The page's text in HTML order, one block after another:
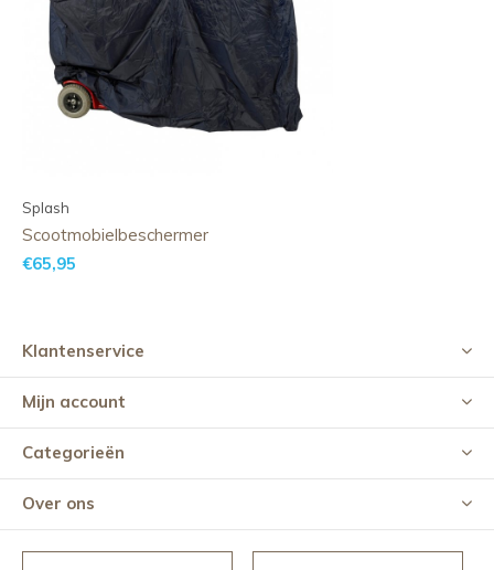
Splash
Scootmobielbeschermer
€65,95
Klantenservice
Mijn account
Categorieën
Over ons